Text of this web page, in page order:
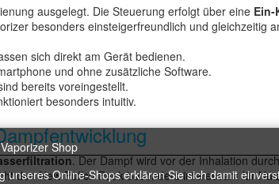
unseres Online-Shops erklären Sie sich damit
ausgelegt. Die Steuerung erfolgt über eine
besonders einsteigerfreundlich und gleichzeitig
sich direkt am Gerät bedienen.
und ohne zusätzliche Software.
bereits voreingestellt.
besonders intuitiv.
. Der Dampf wird vor der Inhalation
den New Puffco Peak besonders interessant für